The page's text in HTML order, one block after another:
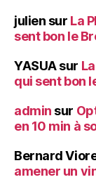
julien sur La
sent bon le
YASUAsur
qui sent bon
admin sur
en 10 min à
Bernard
amener un